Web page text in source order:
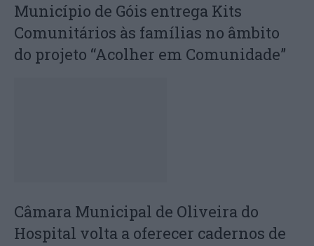
Município de Góis entrega Kits
Comunitários às famílias no âmbito
do projeto “Acolher em Comunidade”
Câmara Municipal de Oliveira do
Hospital volta a oferecer cadernos de